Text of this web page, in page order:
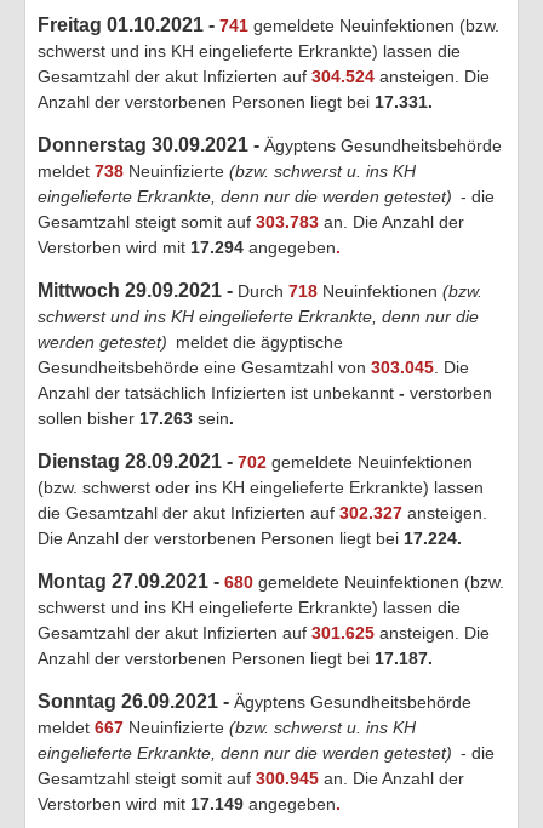
Freitag 01.10.2021 - 741 gemeldete Neuinfektionen (bzw.
schwerst und ins KH eingelieferte Erkrankte) lassen die
Gesamtzahl der akut Infizierten auf 304.524 ansteigen. Die
Anzahl der verstorbenen Personen liegt bei 17.331.
Donnerstag 30.09.2021 - Ägyptens Gesundheitsbehörde
meldet 738 Neuinfizierte (bzw. schwerst u. ins KH
eingelieferte Erkrankte, denn nur die werden getestet) - die
Gesamtzahl steigt somit auf 303.783 an. Die Anzahl der
Verstorben wird mit 17.294 angegeben.
Mittwoch 29.09.2021 - Durch 718 Neuinfektionen (bzw.
schwerst und ins KH eingelieferte Erkrankte, denn nur die
werden getestet) meldet die ägyptische
Gesundheitsbehörde eine Gesamtzahl von 303.045 . Die
Anzahl der tatsächlich Infizierten ist unbekannt - verstorben
sollen bisher 17.263 sein.
Dienstag 28.09.2021 - 702 gemeldete Neuinfektionen
(bzw. schwerst oder ins KH eingelieferte Erkrankte) lassen
die Gesamtzahl der akut Infizierten auf 302.327 ansteigen.
Die Anzahl der verstorbenen Personen liegt bei 17.224.
Montag 27.09.2021 - 680 gemeldete Neuinfektionen (bzw.
schwerst und ins KH eingelieferte Erkrankte) lassen die
Gesamtzahl der akut Infizierten auf 301.625 ansteigen. Die
Anzahl der verstorbenen Personen liegt bei 17.187.
Sonntag 26.09.2021 - Ägyptens Gesundheitsbehörde
meldet 667 Neuinfizierte (bzw. schwerst u. ins KH
eingelieferte Erkrankte, denn nur die werden getestet) - die
Gesamtzahl steigt somit auf 300.945 an. Die Anzahl der
Verstorben wird mit 17.149 angegeben.